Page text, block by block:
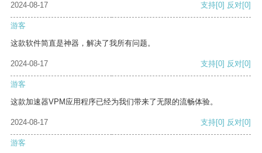
2024-08-17 支持[0] 反对[0]
游客
这款软件简直是神器，解决了我所有问题。
2024-08-17 支持[0] 反对[0]
游客
这款加速器VPM应用程序已经为我们带来了无限的流畅体验。
2024-08-17 支持[0] 反对[0]
游客